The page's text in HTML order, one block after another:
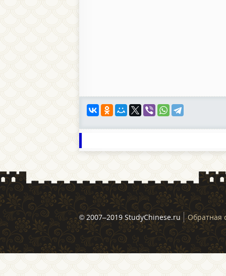
© 2007–2019 StudyChinese.ru Обратная